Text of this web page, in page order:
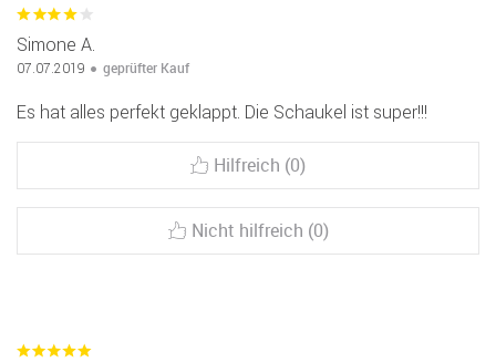
Simone A.
07.07.2019 geprüfter Kauf
Es hat alles perfekt geklappt. Die Schaukel ist super!!!
Hilfreich (0)
Nicht hilfreich (0)